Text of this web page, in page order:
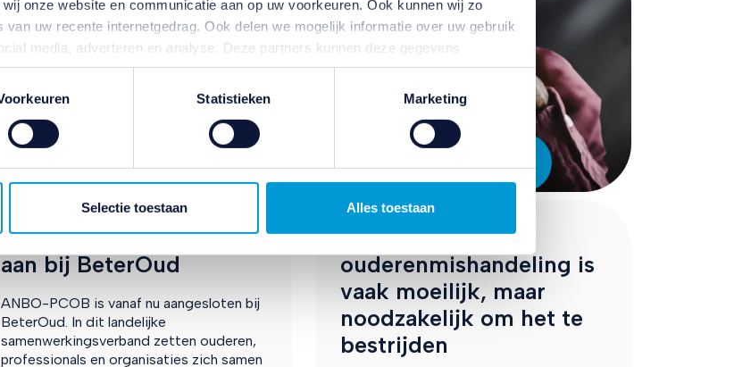
onze website en communicatie aan op uw voorkeuren. Ook kunnen wij zo
uw recente internetgedrag. Ook delen we mogelijk informatie over uw gebruik
media, adverteren en analyse. Deze partners kunnen deze gegevens
ze heeft verstrekt of die ze hebben verzameld op basis van uw gebruik van
U kunt uw voorkeuren aanpassen of uw toestemming intrekken door te
encookiebeleid
Statistieken Marketing
Selectie toestaan Alles toestaan
Ouderenzorg en
gezondheid
ANBO-PCOB sluit zich
aan bij BeterOud
ANBO-PCOB is vanaf nu aangesloten bij
BeterOud. In dit landelijke
samenwerkingsverband zetten ouderen,
professionals en organisaties zich samen
Ouderenzorg en
gezondheid
Praten over
ouderenmishandeling is
vaak moeilijk, maar
noodzakelijk om het te
bestrijden